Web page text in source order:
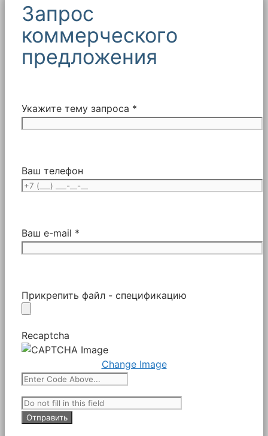
Запрос
коммерческого
предложения
Укажите тему запроса *
Ваш телефон
Ваш e-mail *
Прикрепить файл - спецификацию
Recaptcha
Change Image